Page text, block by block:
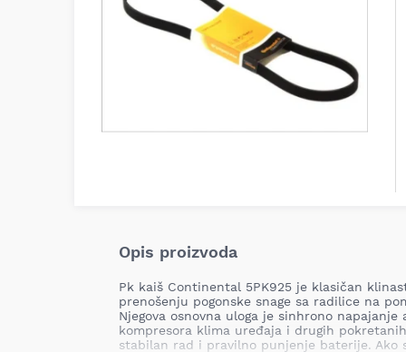
Opis proizvoda
Pk kaiš Continental 5PK925 je klasičan
prenošenju pogonske snage sa radilice na
Njegova osnovna uloga je sinhrono
kompresora klima uređaja i drugih
stabilan rad i pravilno punjenje baterije. Ako